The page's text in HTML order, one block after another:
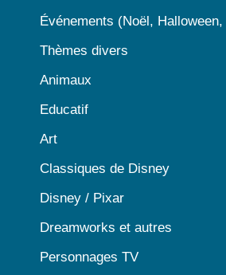
Événements (Noël,
Thèmes divers
Animaux
Educatif
Art
Classiques de Disney
Disney / Pixar
Dreamworks et autres
Personnages TV